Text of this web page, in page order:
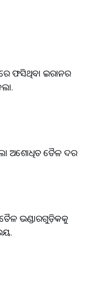
ଫସିଥିବା ଇରାନର
ଅଶୋଧିତ ତୈଳ ଦର
ତୈଳ ଭଣ୍ଡାରଗୁଡ଼ିକକୁ